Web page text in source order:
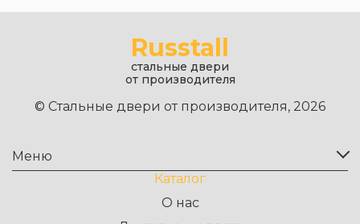
Russtall
стальные двери
от производителя
© Стальные двери от производителя, 2026
Меню
Каталог
О нас